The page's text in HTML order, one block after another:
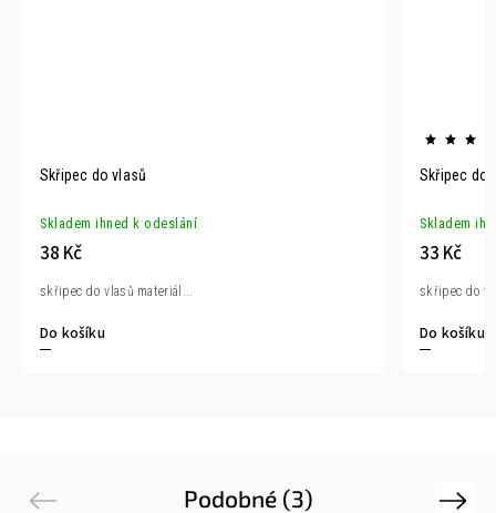
Skřipec do vlasů
Skladem ihned k odeslání
38 Kč
Do košíku
skřipec do vlasů materiál...
Skřipec do
Skladem
33 Kč
Do košíku
skřipec do
Podobné (3)
Previous Next